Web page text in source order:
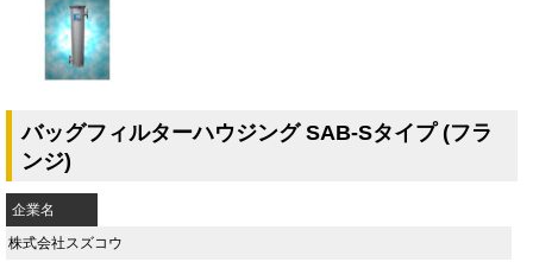
バッグフィルターハウジング SAB-Sタイプ (フラ
ンジ)
企業名
株式会社スズコウ